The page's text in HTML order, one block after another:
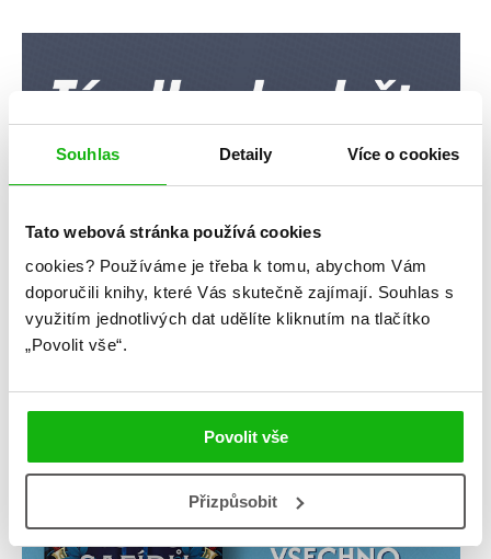
Souhlas Detaily Více o cookies
Tato webová stránka používá cookies
cookies? Používáme je třeba k tomu, abychom Vám
doporučili knihy, které Vás skutečně zajímají. Souhlas s
využitím jednotlivých dat udělíte kliknutím na tlačítko
„Povolit vše“.
Povolit vše
Přizpůsobit